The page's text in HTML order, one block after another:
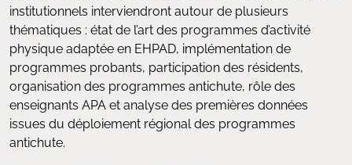
institutionnels interviendront autour de plusieurs
thématiques : état de l’art des programmes d’activité
physique adaptée en EHPAD, implémentation de
programmes probants, participation des résidents,
organisation des programmes antichute, rôle des
enseignants APA et analyse des premières données
issues du déploiement régional des programmes
antichute.